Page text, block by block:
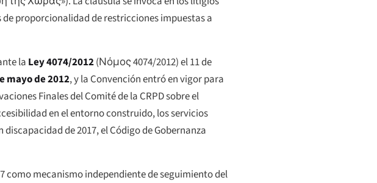
proporcionalidad de restricciones impuestas a
la Ley 4074/2012(Νόμος 4074/2012) el 11 de
mayo de 2012, y la Convención entró en vigor para
Finales del Comité de la CRPD sobre el
en el entorno construido, los servicios
de 2017, el Código de Gobernanza
como mecanismo independiente de seguimiento del